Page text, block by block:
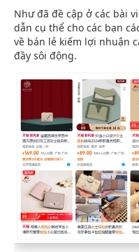
Như đã đề cập ở các bài
dẫn cụ thể cho các bạn
về bán lẻ kiếm lợi nhuận
đầy sôi động.